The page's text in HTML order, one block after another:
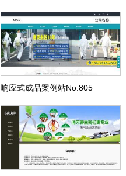
响应式成品案例站No:805